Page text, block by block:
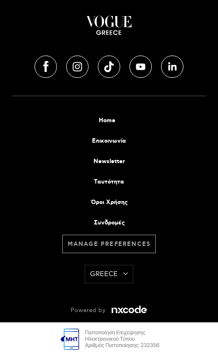
Home
Επικοινωνία
Newsletter
Tαυτότητα
Όροι Χρήσης
Συνδρομές
MANAGE PREFERENCES
GREECE
Powered by